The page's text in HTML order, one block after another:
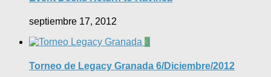
septiembre 17, 2012
3
Torneo de Legacy Granada 6/Diciembre/2012